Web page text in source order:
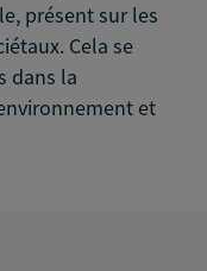
présent sur les
Cela se
dans la
et